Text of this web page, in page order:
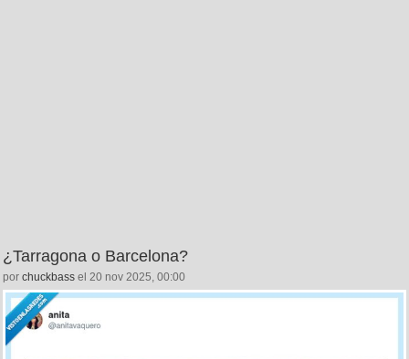
¿Tarragona o Barcelona?
porchuckbassel 20 nov 2025, 00:00